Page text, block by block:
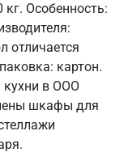
Особенность:
отличается
картон.
кухни в ООО
шкафы для